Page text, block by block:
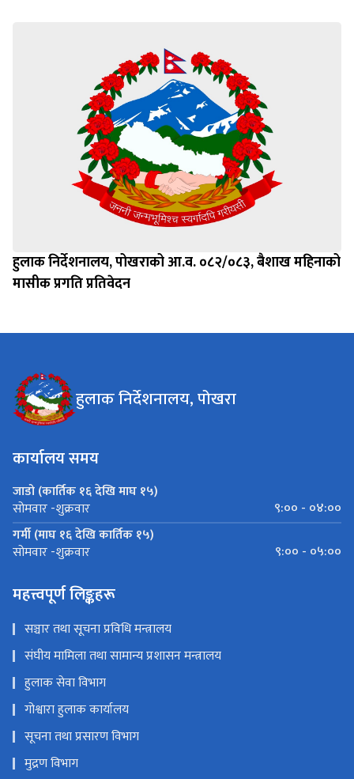
हुलाक निर्देशनालय, पोखराको आ.व. ०८२/०८३, बैशाख महिनाको
मासीक प्रगति प्रतिवेदन
हुलाक निर्देशनालय, पोखरा
कार्यालय समय
जाडो (कार्तिक १६ देखि माघ १५)
सोमवार -शुक्रवार
९:०० - ०४:००
गर्मी (माघ १६ देखि कार्तिक १५)
सोमवार -शुक्रवार ९:०० - ०५:००
महत्त्वपूर्ण लिङ्कहरू
सञ्चार तथा सूचना प्रविधि मन्त्रालय
संघीय मामिला तथा सामान्य प्रशासन मन्त्रालय
हुलाक सेवा विभाग
गोश्वारा हुलाक कार्यालय
सूचना तथा प्रसारण विभाग
मुद्रण विभाग